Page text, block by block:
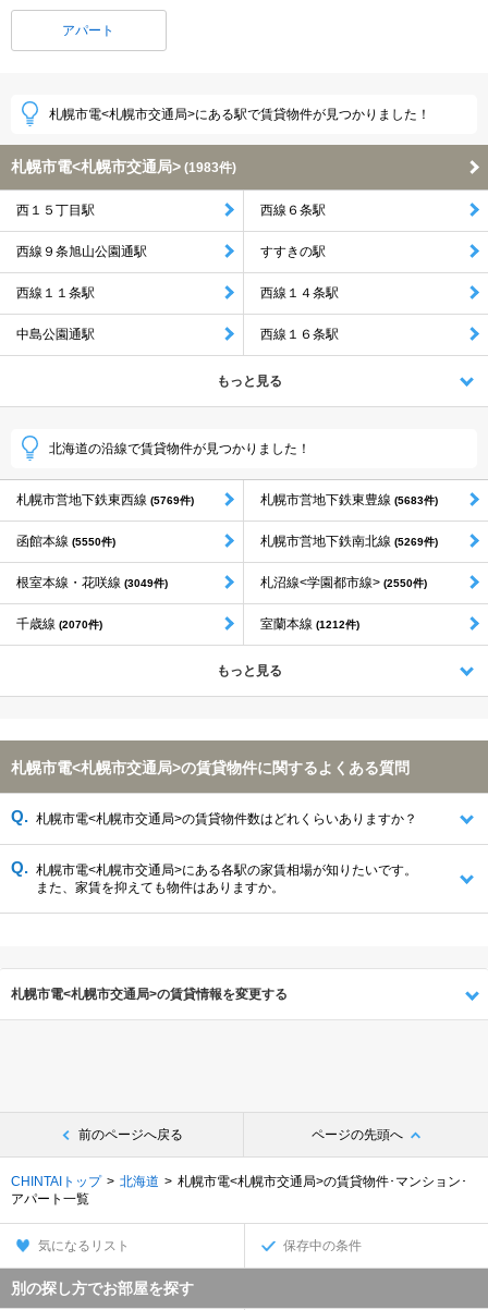
アパート
札幌市電<札幌市交通局>にある駅で賃貸物件が見つかりました！
札幌市電<札幌市交通局> (1983件)
西１５丁目駅 西線６条駅
西線９条旭山公園通駅 すすきの駅
西線１１条駅 西線１４条駅
中島公園通駅 西線１６条駅
もっと見る
北海道の沿線で賃貸物件が見つかりました！
札幌市営地下鉄東西線 (5769件) 札幌市営地下鉄東豊線 (5683件)
函館本線 (5550件) 札幌市営地下鉄南北線 (5269件)
根室本線・花咲線 (3049件) 札沼線<学園都市線> (2550件)
千歳線 (2070件) 室蘭本線 (1212件)
もっと見る
札幌市電<札幌市交通局>の賃貸物件に関するよくある質問
札幌市電<札幌市交通局>の賃貸物件数はどれくらいありますか？
札幌市電<札幌市交通局>にある各駅の家賃相場が知りたいです。
また、家賃を抑えても物件はありますか。
札幌市電<札幌市交通局>の賃貸情報を変更する
前のページへ戻る ページの先頭へ
CHINTAIトップ 北海道
札幌市電<札幌市交通局>の賃貸物件･マンション･
アパート一覧
気になるリスト 保存中の条件
別の探し方でお部屋を探す